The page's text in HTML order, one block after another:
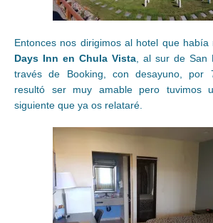
Entonces nos dirigimos al hotel que
Days Inn en Chula Vista, al sur de San
través de Booking, con desayuno, por
resultó ser muy amable pero tuvimos
siguiente que ya os relataré.